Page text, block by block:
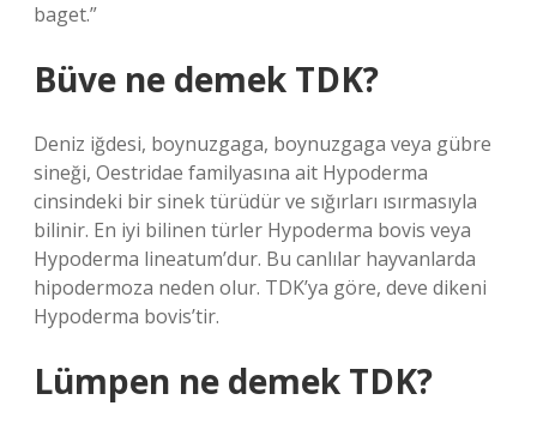
baget.”
Büve ne demek TDK?
Deniz iğdesi, boynuzgaga, boynuzgaga veya gübre
sineği, Oestridae familyasına ait Hypoderma
cinsindeki bir sinek türüdür ve sığırları ısırmasıyla
bilinir. En iyi bilinen türler Hypoderma bovis veya
Hypoderma lineatum’dur. Bu canlılar hayvanlarda
hipodermoza neden olur. TDK’ya göre, deve dikeni
Hypoderma bovis’tir.
Lümpen ne demek TDK?